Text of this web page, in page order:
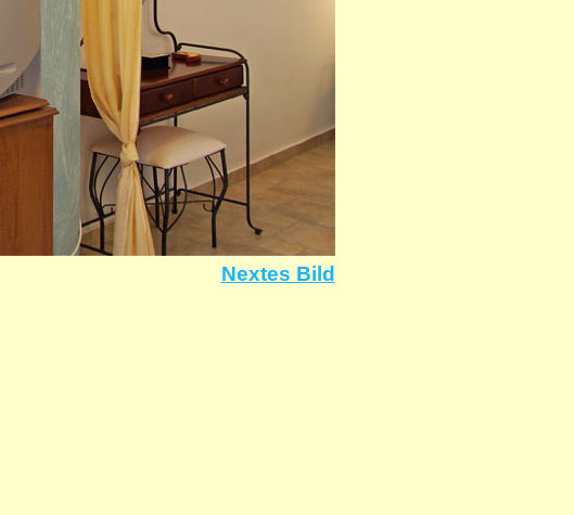
Nextes Bild